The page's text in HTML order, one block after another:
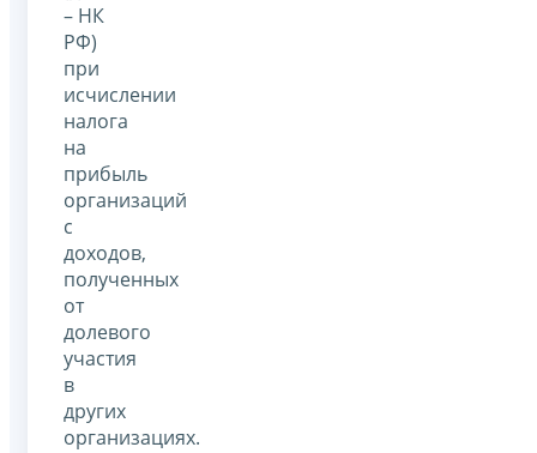
– НК
РФ)
при
исчислении
налога
на
прибыль
организаций
с
доходов,
полученных
от
долевого
участия
в
других
организациях.